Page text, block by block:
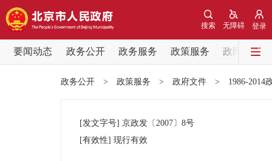
登录
无障碍
搜索
要闻动态 政务公开 政务服务 政策服务
政民互动
党中央精神
政务公开 > 政策服务 > 政府文件 > 1986-2014
[发文字号] 京政发 〔2007〕 8号
[有效性] 现行有效